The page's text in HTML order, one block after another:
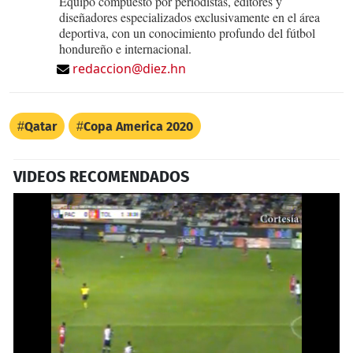
diseñadores especializados exclusivamente en el área
deportiva, con un conocimiento profundo del fútbol
hondureño e internacional.
redaccion@diez.hn
Qatar Copa America 2020
VIDEOS RECOMENDADOS